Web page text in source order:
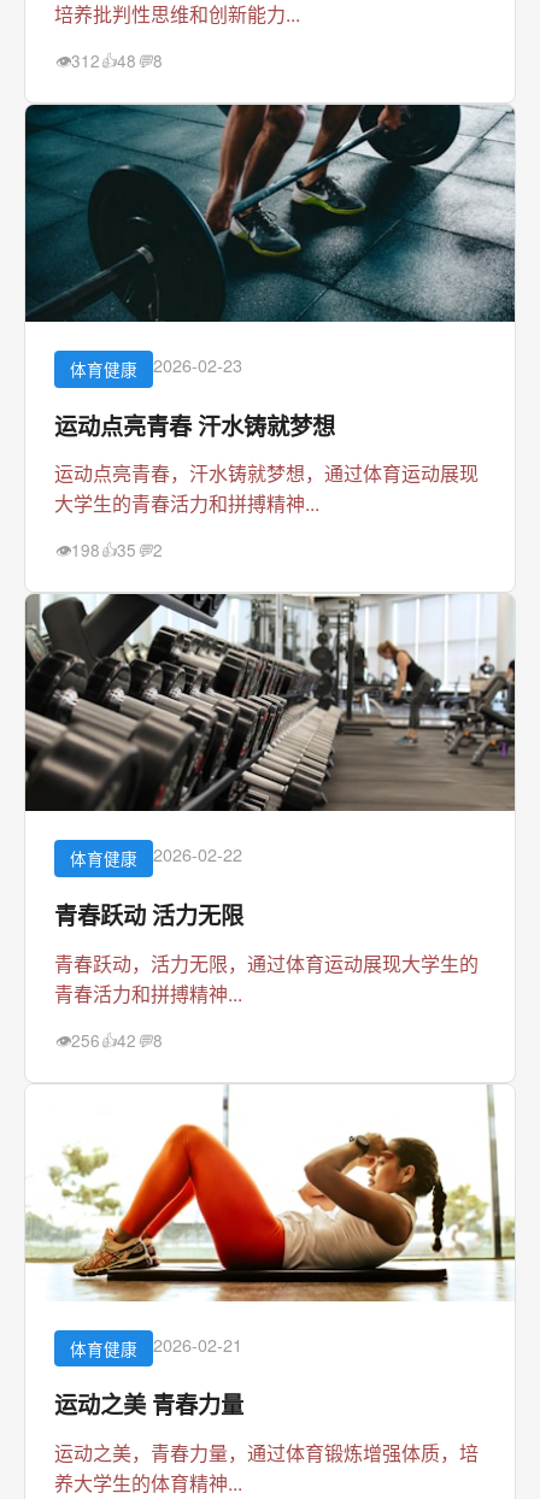
培养批判性思维和创新能力...
👁312👍48 💬8
体育健康 2026-02-23
运动点亮青春 汗水铸就梦想
运动点亮青春，汗水铸就梦想，通过体育运动展现
大学生的青春活力和拼搏精神...
👁198👍35 💬2
体育健康 2026-02-22
青春跃动 活力无限
青春跃动，活力无限，通过体育运动展现大学生的
青春活力和拼搏精神...
👁256👍42 💬8
体育健康 2026-02-21
运动之美 青春力量
运动之美，青春力量，通过体育锻炼增强体质，培
养大学生的体育精神...